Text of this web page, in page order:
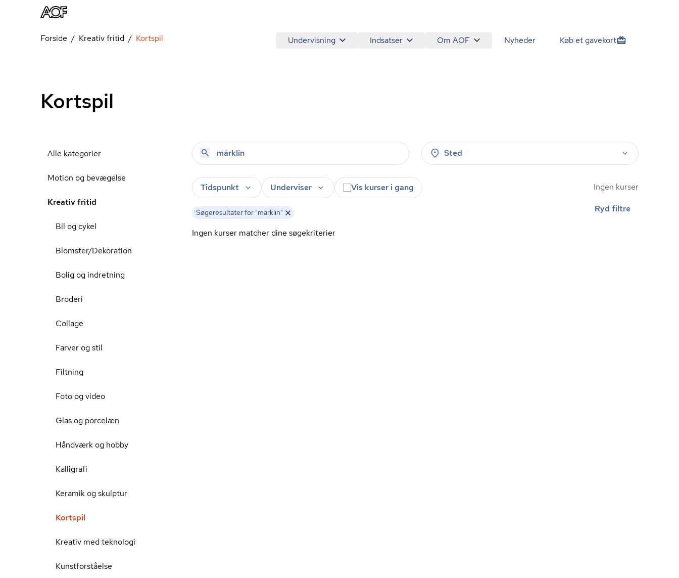
Undervisning Indsatser Om AOF Nyheder Køb et gavekort
Forside Kreativ fritid Kortspil
Kortspil
Alle kategorier
Motion og bevægelse
Kreativ fritid
Bil og cykel
Blomster/Dekoration
Bolig og indretning
Broderi
Collage
Farver og stil
Filtning
Foto og video
Glas og porcelæn
Håndværk og hobby
Kalligrafi
Keramik og skulptur
Kortspil
Kreativ med teknologi
Kunstforståelse
Sted
Tidspunkt Underviser Vis kurser i gang
Søgeresultater for "märklin"
Ingen kurser
Ryd filtre
Ingen kurser matcher dine søgekriterier